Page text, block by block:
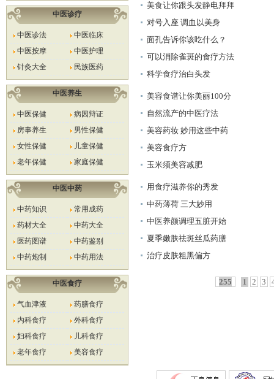
中医诊疗
中医诊法
中医临床
中医按摩
中医护理
针灸大全
民族医药
中医养生
中医保健
病因辩证
房事养生
男性保健
女性保健
儿童保健
老年保健
家庭保健
中医中药
中药知识
常用成药
药材大全
中药大全
医药图谱
中药鉴别
中药炮制
中药用法
中医食疗
气血津液
药膳食疗
内科食疗
外科食疗
妇科食疗
儿科食疗
老年食疗
美容食疗
美食让你跟头发静电拜拜
对号入座 调血以美身
面孔告诉你该吃什么？
可以消除雀斑的食疗方法
科学食疗治白头发
美容食谱让你美丽100分
自然流产的中医疗法
美容药妆 妙用这些中药
美容食疗方
玉米须美容减肥
用食疗滋养你的秀发
中药薄荷 三大妙用
中医养颜调理五脏开始
夏季嫩肤祛斑丝瓜药膳
治疗皮肤粗黑偏方
255 1 2 3